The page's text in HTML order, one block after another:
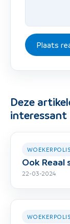
Plaats
Deze
interessant
WOEKERPOLIS
Ook
22-03-2024
WOEKERPOLIS